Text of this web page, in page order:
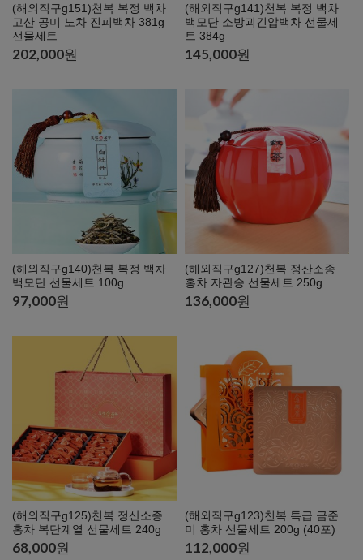
(해외직구g151)천복 복정 백차
고산 공미 노차 진피백차 381g
선물세트
202,000원
(해외직구g141)천복 복정 백차
백모단 소방괴긴압백차 선물세
트 384g
145,000원
(해외직구g140)천복 복정 백차
백모단 선물세트 100g
97,000원
(해외직구g127)천복 정산소종
홍차 자관송 선물세트 250g
136,000원
(해외직구g125)천복 정산소종
홍차 복단계열 선물세트 240g
68,000원
(해외직구g123)천복 특급 금준
미 홍차 선물세트 200g (40포)
112,000원